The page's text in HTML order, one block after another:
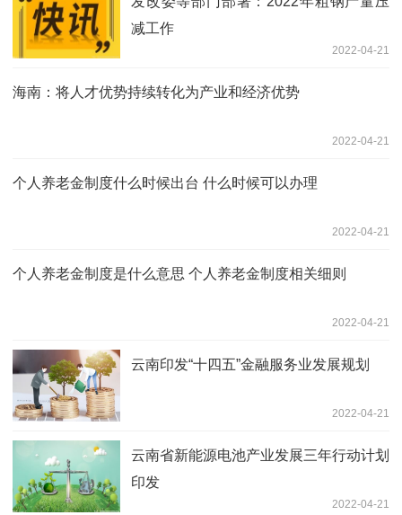
减工作
2022-04-21
海南：将人才优势持续转化为产业和经济优势
2022-04-21
个人养老金制度什么时候出台 什么时候可以办理
2022-04-21
个人养老金制度是什么意思 个人养老金制度相关细则
2022-04-21
云南印发“十四五”金融服务业发展规划
2022-04-21
云南省新能源电池产业发展三年行动计划
印发
2022-04-21